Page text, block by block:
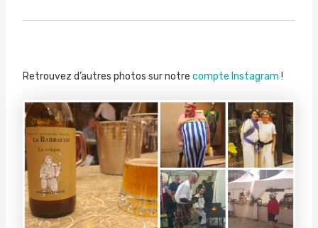
Retrouvez d’autres photos sur notre compte Instagram !